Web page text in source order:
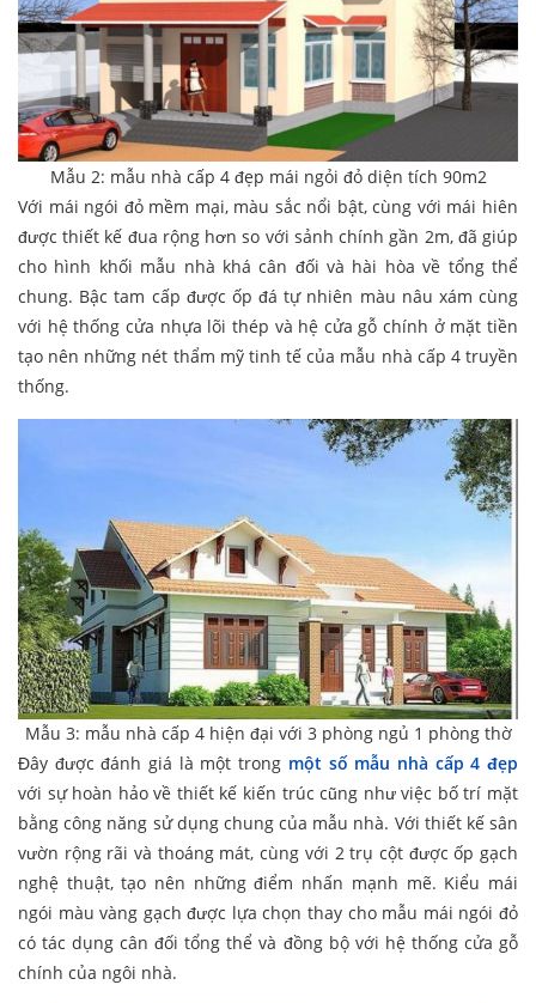
Mẫu 2: mẫu nhà cấp 4 đẹp mái ngỏi đỏ diện tích 90m2
Với mái ngói đỏ mềm mại, màu sắc nổi bật, cùng với mái hiên
được thiết kế đua rộng hơn so với sảnh chính gần 2m, đã giúp
cho hình khối mẫu nhà khá cân đối và hài hòa về tổng thể
chung. Bậc tam cấp được ốp đá tự nhiên màu nâu xám cùng
với hệ thống cửa nhựa lõi thép và hệ cửa gỗ chính ở mặt tiền
tạo nên những nét thẩm mỹ tinh tế của mẫu nhà cấp 4 truyền
thống.
Mẫu 3: mẫu nhà cấp 4 hiện đại với 3 phòng ngủ 1 phòng thờ
Đây được đánh giá là một trong một số mẫu nhà cấp 4 đẹp
với sự hoàn hảo về thiết kế kiến trúc cũng như việc bố trí mặt
bằng công năng sử dụng chung của mẫu nhà. Với thiết kế sân
vườn rộng rãi và thoáng mát, cùng với 2 trụ cột được ốp gạch
nghệ thuật, tạo nên những điểm nhấn mạnh mẽ. Kiểu mái
ngói màu vàng gạch được lựa chọn thay cho mẫu mái ngói đỏ
có tác dụng cân đối tổng thể và đồng bộ với hệ thống cửa gỗ
chính của ngôi nhà.